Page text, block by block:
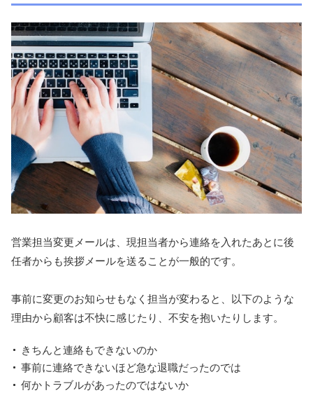
営業担当変更メールは、現担当者から連絡を入れたあとに後
任者からも挨拶メールを送ることが一般的です。
事前に変更のお知らせもなく担当が変わると、以下のような
理由から顧客は不快に感じたり、不安を抱いたりします。
きちんと連絡もできないのか
事前に連絡できないほど急な退職だったのでは
何かトラブルがあったのではないか